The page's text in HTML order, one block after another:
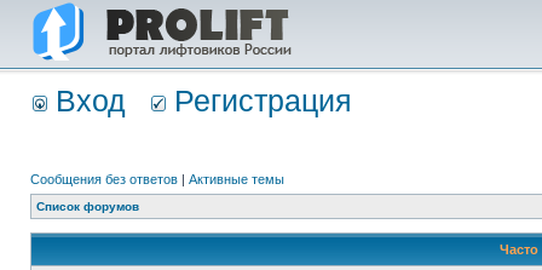
Вход Регистрация
Сообщения без ответов | Активные темы
Список форумов